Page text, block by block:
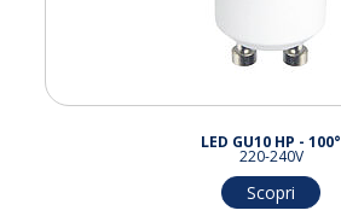
LED GU10 HP - 100°
220-240V
Scopri